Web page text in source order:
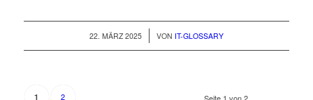
22. MÄRZ 2025
/ VON IT-GLOSSARY
Seite 1 von 2
1 2